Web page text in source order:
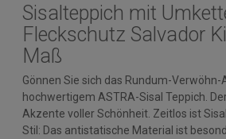
Sisalteppich mit
Fleckschutz Salvador
Maß
Gönnen Sie sich das Rundum-
hochwertigem ASTRA-Sisal Teppich.
Akzente voller Schönheit. Zeitlos ist
Stil: Das antistatische Material ist